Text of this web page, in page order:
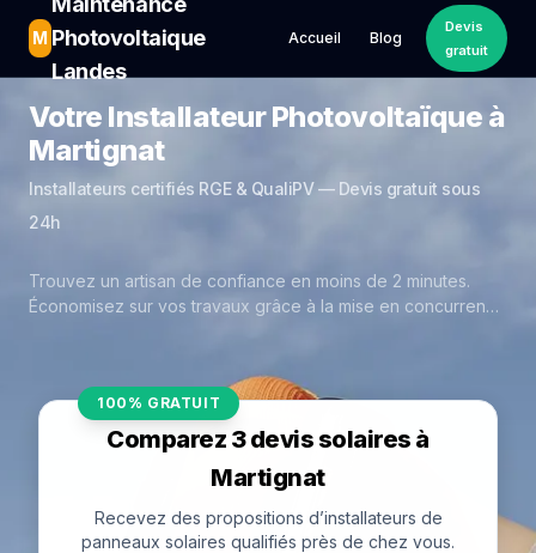
M Photovoltaique
Landes
Accueil Blog
Devis
gratuit
Votre Installateur Photovoltaïque à
Martignat
Installateurs certifiés RGE & QualiPV — Devis gratuit sous
24h
Trouvez un artisan de confiance en moins de 2 minutes.
Économisez sur vos travaux grâce à la mise en concurrence
100% GRATUIT
Comparez 3 devis solaires à
Martignat
Recevez des propositions d’installateurs de
panneaux solaires qualifiés près de chez vous.